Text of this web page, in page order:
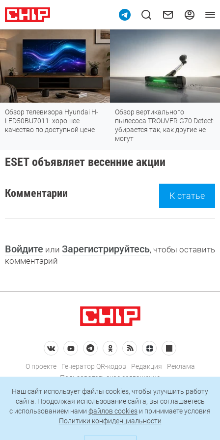
Обзор телевизора Hyundai H-
LED50BU7011: хорошее
качество по доступной цене
Обзор вертикального
пылесоса TROUVER G70 Detect:
убирается так, как другие не
могут
ESET объявляет весенние акции
Комментарии К статье
Войдите или Зарегистрируйтесь, чтобы оставить
комментарий
О проекте Генератор QR-кодов Редакция
Реклама
Пользовательское соглашение
Политика конфиденциальности
Подписаться на рассылку
Наш сайт использует файлы cookies, чтобы улучшить работу
сайта. Продолжая использование сайта, вы соглашаетесь
c использованием нами файлов cookies и принимаете условия
Политики конфиденциальности